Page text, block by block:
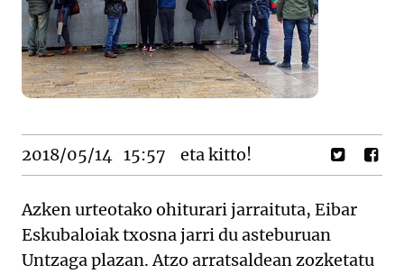
2018/05/14 15:57 eta kitto!
Azken urteotako ohiturari jarraituta, Eibar
Eskubaloiak txosna jarri du asteburuan
Untzaga plazan. Atzo arratsaldean zozketatu